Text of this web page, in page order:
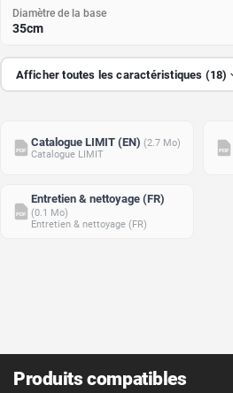
Diamètre de la base
35cm
Afficher toutes les caractéristiques (18)
PDF
Catalogue LIMIT (EN) (2.7 Mo)
Catalogue LIMIT
PDF
PDF
Entretien & nettoyage (FR)
(0.1 Mo)
Entretien & nettoyage (FR)
Produits compatibles